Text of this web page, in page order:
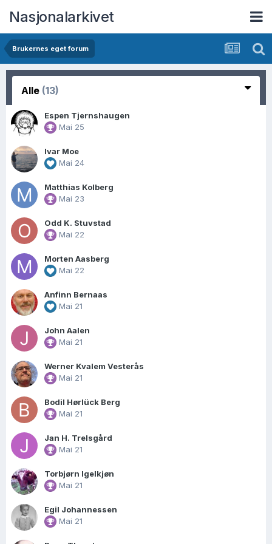
Nasjonalarkivet
Brukernes eget forum
Alle (13)
Espen Tjernshaugen
Mai 25
Ivar Moe
Mai 24
Matthias Kolberg
Mai 23
Odd K. Stuvstad
Mai 22
Morten Aasberg
Mai 22
Anfinn Bernaas
Mai 21
John Aalen
Mai 21
Werner Kvalem Vesterås
Mai 21
Bodil Hørlück Berg
Mai 21
Jan H. Trelsgård
Mai 21
Torbjørn Igelkjøn
Mai 21
Egil Johannessen
Mai 21